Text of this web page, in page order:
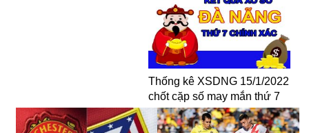
Thống kê XSDNG 15/1/2022
chốt cặp số may mắn thứ 7